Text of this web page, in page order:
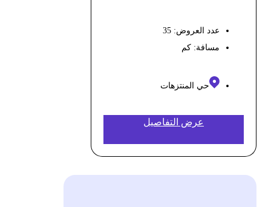
عدد العروض: 35
مسافة:كم
حي المنتزهات
عرض التفاصيل